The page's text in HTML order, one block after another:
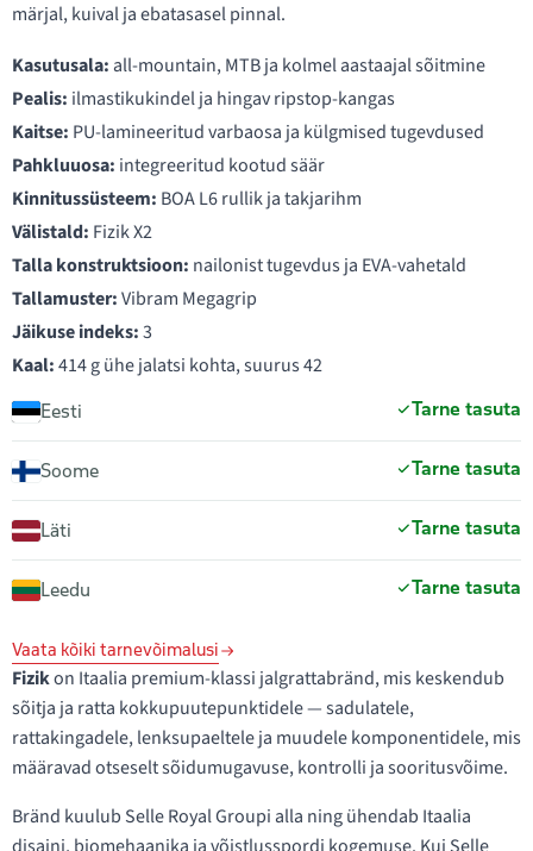
märjal, kuival ja ebatasasel pinnal.
Kasutusala: all-mountain, MTB ja kolmel aastaajal sõitmine
Pealis: ilmastikukindel ja hingav ripstop-kangas
Kaitse: PU-lamineeritud varbaosa ja külgmised tugevdused
Pahkluuosa: integreeritud kootud säär
Kinnitussüsteem: BOA L6 rullik ja takjarihm
Välistald: Fizik X2
Talla konstruktsioon: nailonist tugevdus ja EVA-vahetald
Tallamuster:Vibram Megagrip
Jäikuse indeks:3
Kaal:414 g ühe jalatsi kohta, suurus 42
Eesti Tarne tasuta
Soome Tarne tasuta
Läti Tarne tasuta
Leedu Tarne tasuta
Vaata kõiki tarnevõimalusi
Fizikon Itaalia premium-klassi jalgrattabränd, mis keskendub
sõitja ja ratta kokkupuutepunktidele — sadulatele,
rattakingadele, lenksupaeltele ja muudele komponentidele, mis
määravad otseselt sõidumugavuse, kontrolli ja sooritusvõime.
Bränd kuulub Selle Royal Groupi alla ning ühendab Itaalia